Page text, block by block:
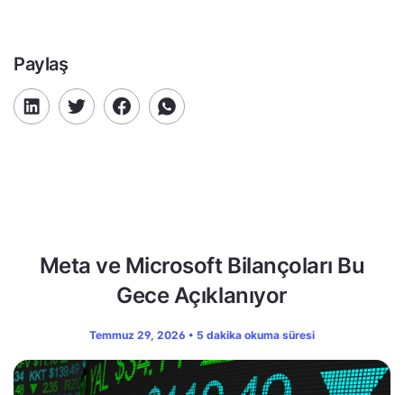
Paylaş
Meta ve Microsoft Bilançoları Bu
Gece Açıklanıyor
Temmuz 29, 2026 • 5 dakika okuma süresi